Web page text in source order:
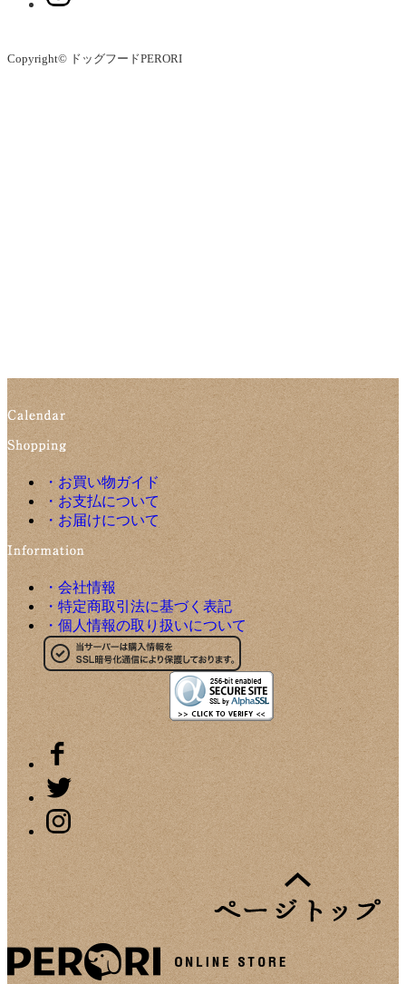
Copyright© ドッグフードPERORI
・お買い物ガイド
・お支払について
・お届けについて
・会社情報
・特定商取引法に基づく表記
・個人情報の取り扱いについて